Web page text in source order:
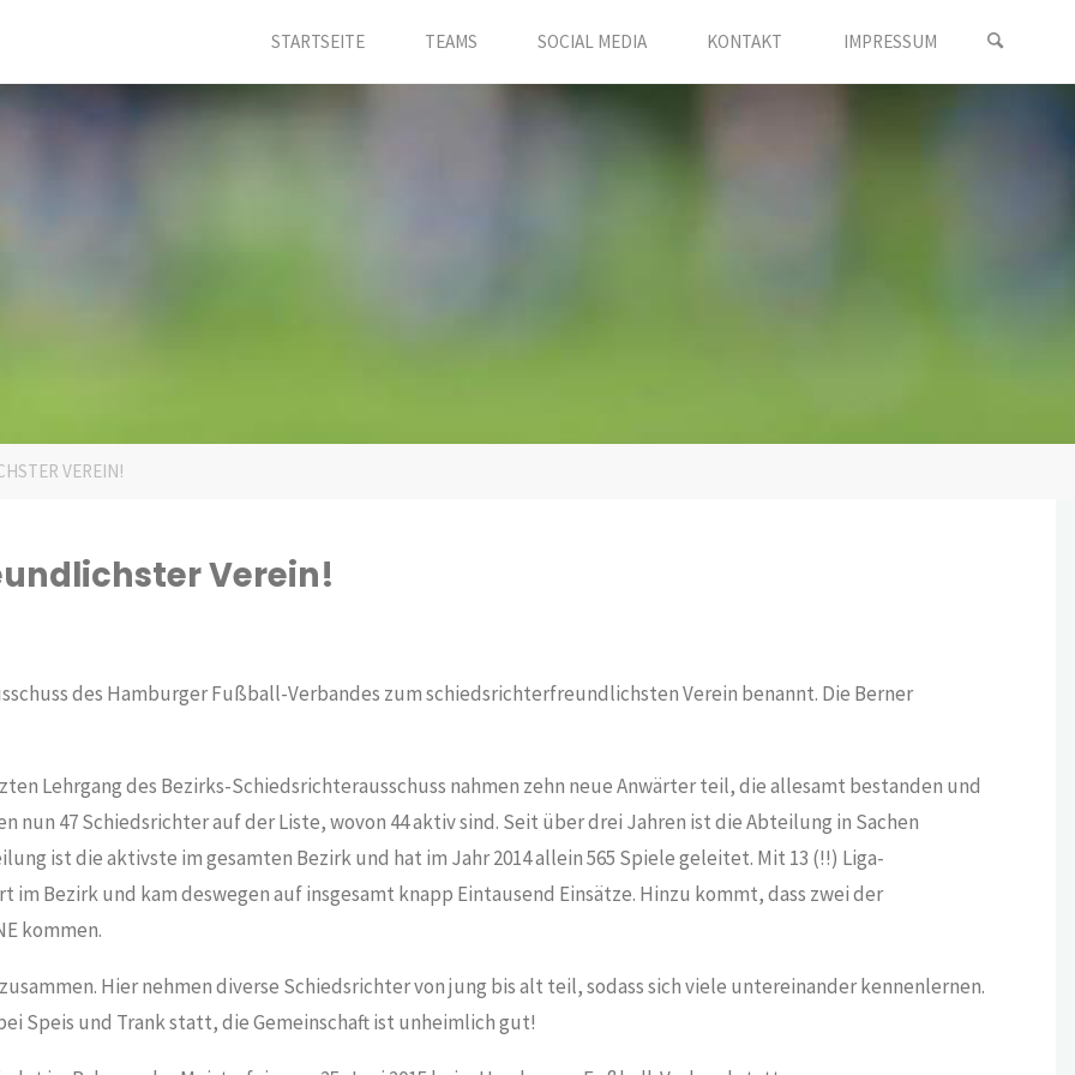
STARTSEITE TEAMS SOCIAL MEDIA KONTAKT IMPRESSUM
VEREIN!
Verein!
des Hamburger Fußball-Verbandes zum schiedsrichterfreundlichsten Verein benannt. Die Berner
Lehrgang des Bezirks-Schiedsrichterausschuss nahmen zehn neue Anwärter teil, die allesamt bestanden und
47 Schiedsrichter auf der Liste, wovon 44 aktiv sind. Seit über drei Jahren ist die Abteilung in Sachen
ist die aktivste im gesamten Bezirk und hat im Jahr 2014 allein 565 Spiele geleitet. Mit 13 (!!) Liga-
Bezirk und kam deswegen auf insgesamt knapp Eintausend Einsätze. Hinzu kommt, dass zwei der
kommen.
Hier nehmen diverse Schiedsrichter von jung bis alt teil, sodass sich viele untereinander kennenlernen.
Speis und Trank statt, die Gemeinschaft ist unheimlich gut!